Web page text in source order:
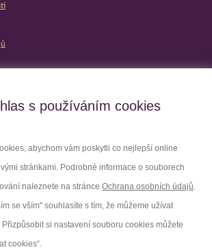
s používáním cookies
abychom vám poskytli co nejlepší online
stránkami. Podrobné informace o souborech
naleznete na stránce Ochrana osobních údajů.
se vším" souhlasíte s tím, že můžeme užívat
si nastavení souboru cookies můžete
cookies“.
Youtube